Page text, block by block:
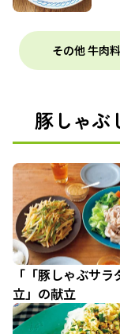
その他 牛肉
豚しゃぶ
「「豚しゃぶサ
立」の献立